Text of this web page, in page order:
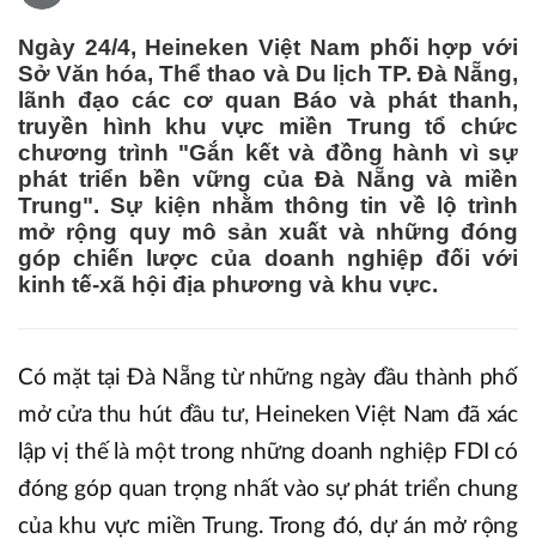
Ngày 24/4, Heineken Việt Nam phối hợp với
Sở Văn hóa, Thể thao và Du lịch TP. Đà Nẵng,
lãnh đạo các cơ quan Báo và phát thanh,
truyền hình khu vực miền Trung tổ chức
chương trình "Gắn kết và đồng hành vì sự
phát triển bền vững của Đà Nẵng và miền
Trung". Sự kiện nhằm thông tin về lộ trình
mở rộng quy mô sản xuất và những đóng
góp chiến lược của doanh nghiệp đối với
kinh tế-xã hội địa phương và khu vực.
Có mặt tại Đà Nẵng từ những ngày đầu thành phố
mở cửa thu hút đầu tư, Heineken Việt Nam đã xác
lập vị thế là một trong những doanh nghiệp FDI có
đóng góp quan trọng nhất vào sự phát triển chung
của khu vực miền Trung. Trong đó, dự án mở rộng